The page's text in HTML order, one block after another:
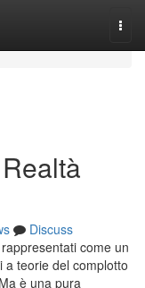
Discuss
come un
teorie del complotto
è una pura